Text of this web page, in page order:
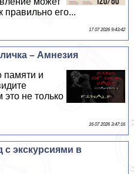
правильно его...
17 07 2026 9:43:42
– Амнезия
памяти и
не только
16 07 2026 3:47:16
с экскурсиями в